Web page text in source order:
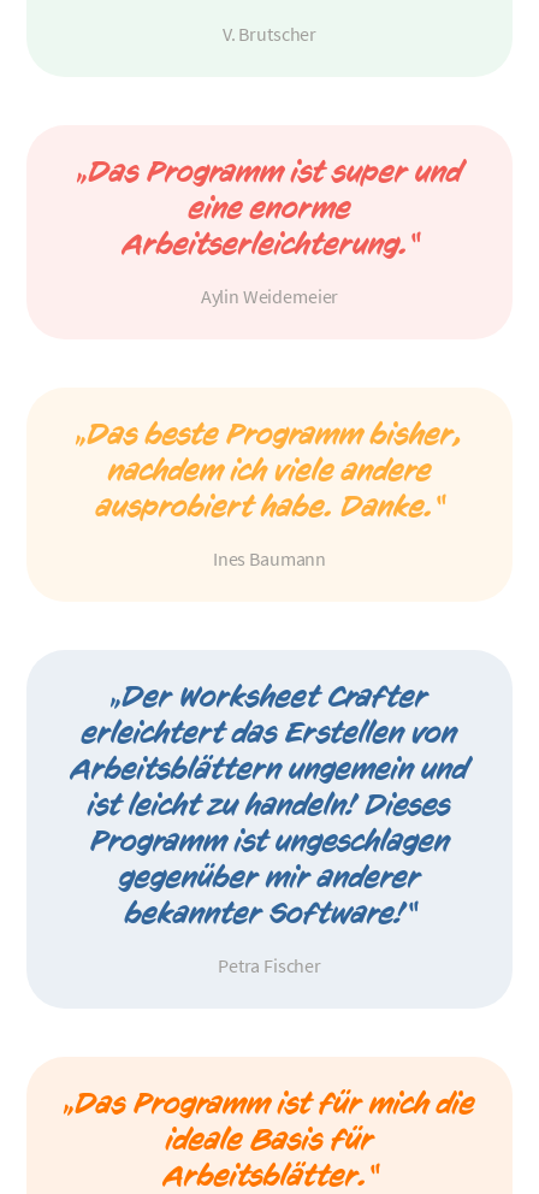
V. Brutscher
„Das Programm ist super und
eine enorme
Arbeitserleichterung.“
Aylin Weidemeier
„Das beste Programm bisher,
nachdem ich viele andere
ausprobiert habe. Danke.“
Ines Baumann
„Der Worksheet Crafter
erleichtert das Erstellen von
Arbeitsblättern ungemein und
ist leicht zu handeln! Dieses
Programm ist ungeschlagen
gegenüber mir anderer
bekannter Software!“
Petra Fischer
„Das Programm ist für mich die
ideale Basis für
Arbeitsblätter.“